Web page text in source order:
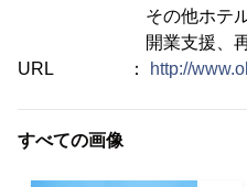
その他ホテル旅館
開業支援、再生・
URL ：
http://
すべての画像